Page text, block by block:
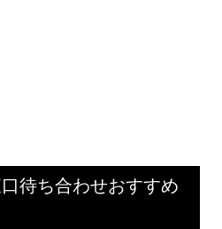
待ち合わせおすすめ